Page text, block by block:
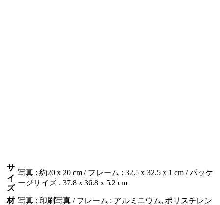
サ
イ
ズ
写真 : 約20 x 20 cm / フレーム : 32.5 x 32.5 x 1 cm / パッケ
ージサイズ : 37.8 x 36.8 x 5.2 cm
材 写真 : 印刷写真 / フレーム : アルミニウム, ポリスチレン